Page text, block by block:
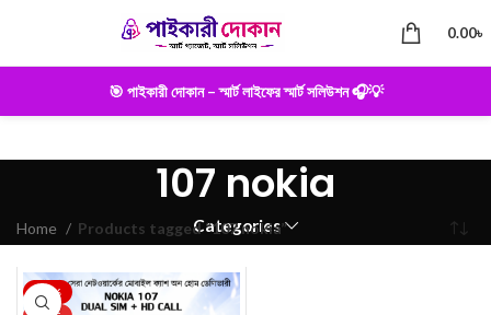
0.00৳
🎯 পাইকারী দোকান – স্মার্ট লাইফের স্মার্ট সলিউশন 🎧💡
107 nokia
Categories
Home Products tagged “107 nokia”
-22%